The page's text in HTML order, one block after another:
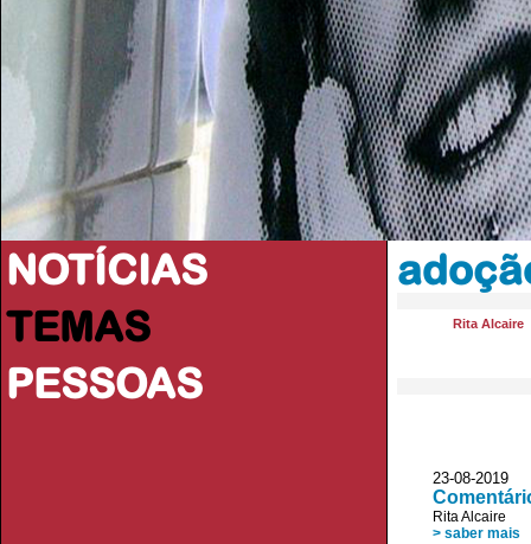
NOTÍCIAS
TEMAS
PESSOAS
Rita Alcaire
23-08-
Rita Alcaire
> saber mais